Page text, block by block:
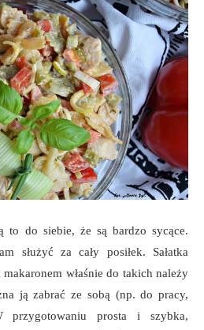
to do siebie, że są bardzo sycące.
służyć za cały posiłek. Sałatka
właśnie do takich należy
ją zabrać ze sobą (np. do pracy,
przygotowaniu prosta i szybka,